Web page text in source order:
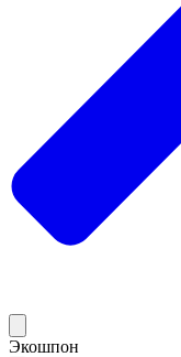
Экошпон